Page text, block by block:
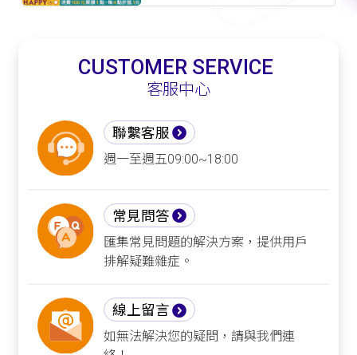
CUSTOMER SERVICE
客服中心
聯繫客服
週一至週五09:00~18:00
常見問答
匯集常見問題的解決方案，提供用戶
排解疑難雜症。
線上留言
如無法解決您的疑問，請與我們連